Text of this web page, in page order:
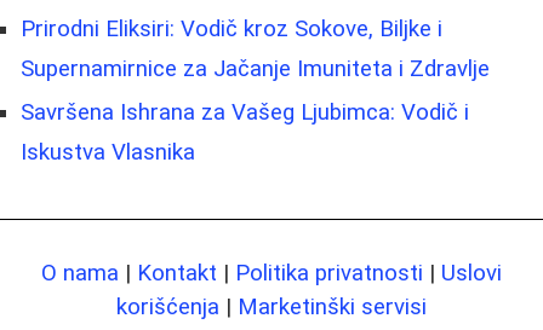
Prirodni Eliksiri: Vodič kroz Sokove, Biljke i
Supernamirnice za Jačanje Imuniteta i Zdravlje
Savršena Ishrana za Vašeg Ljubimca: Vodič i
Iskustva Vlasnika
O nama | Kontakt | Politika privatnosti | Uslovi
korišćenja | Marketinški servisi